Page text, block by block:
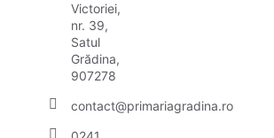
Victoriei,
nr. 39,
Satul
Grădina,
907278
contact@primariagradina.ro